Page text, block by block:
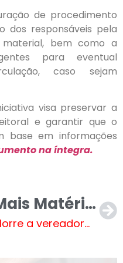
de procedimento
dos responsáveis pela
bem como a
para eventual
caso sejam
visa preservar a
e garantir que o
base em informações
na íntegra.
Mais Matérias
Morre a vereadora Luciana Novaes, que ficou tetraplégica após bala perdida no Rio